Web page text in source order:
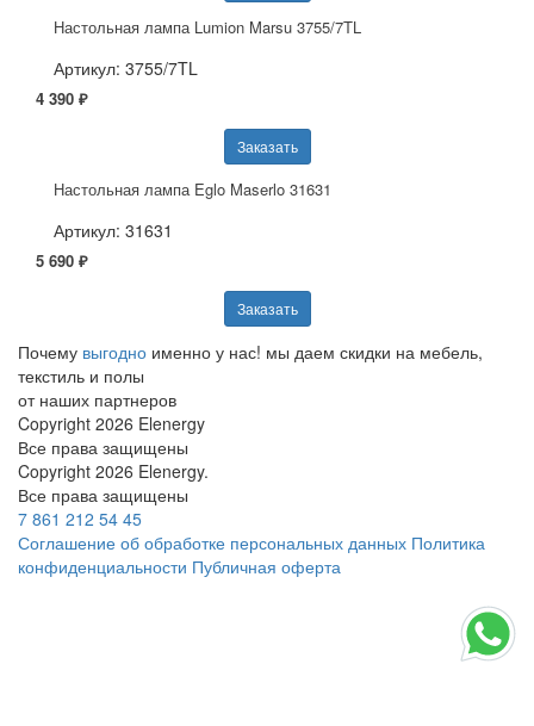
Настольная лампа Lumion Marsu 3755/7TL
Артикул: 3755/7TL
4 390 ₽
Заказать
Настольная лампа Eglo Maserlo 31631
Артикул: 31631
5 690 ₽
Заказать
Почему выгодно именно у нас! мы даем скидки на мебель,
текстиль и полы
от наших партнеров
Copyright 2026 Elenergy
Все права защищены
Copyright 2026 Elenergy.
Все права защищены
7 861 212 54 45
Соглашение об обработке персональных данных Политика
конфиденциальности Публичная оферта